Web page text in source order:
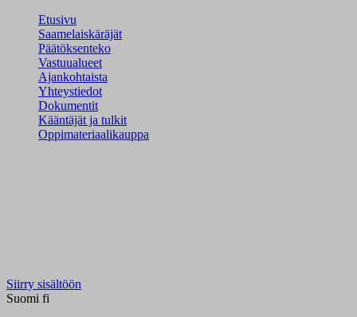
Etusivu
Saamelaiskäräjät
Päätöksenteko
Vastuualueet
Ajankohtaista
Yhteystiedot
Dokumentit
Kääntäjät ja tulkit
Oppimateriaalikauppa
Siirry sisältöön
Suomi fi